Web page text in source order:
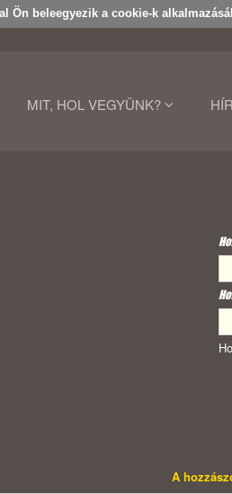
Ön beleegyezik a cookie-k
MIT, HOL VEGYÜNK?
A